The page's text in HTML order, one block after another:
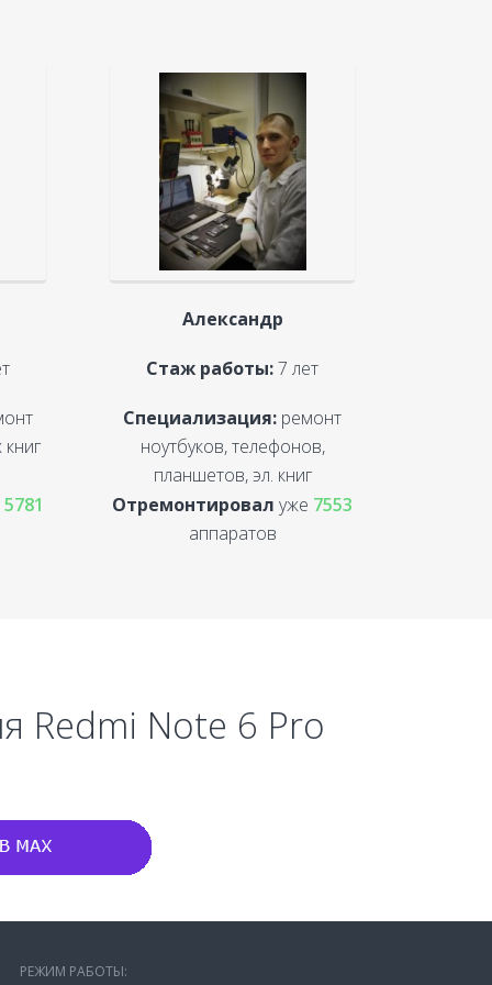
5781
Александр
Стаж работы:7 лет
Специализация: ремонт
ноутбуков, телефонов,
планшетов, эл. книг
Отремонтировалуже 7553
аппаратов
Redmi Note 6 Pro
РЕЖИМ РАБОТЫ: